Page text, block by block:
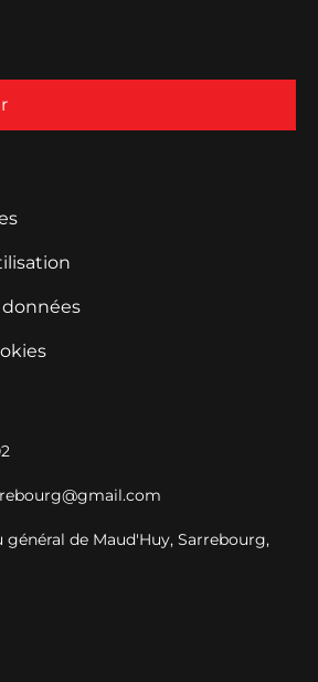
général de Maud'Huy, Sarrebourg,